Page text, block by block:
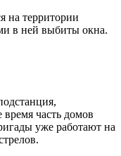
на территории
в ней выбиты окна.
время часть домов
уже работают на